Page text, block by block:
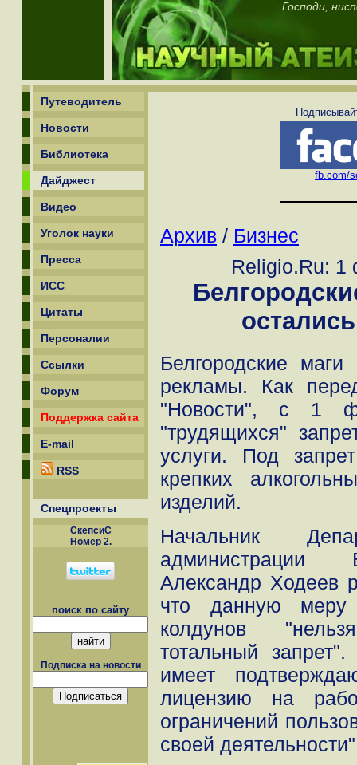
Господи,
Путеводитель
Новости
Библиотека
Дайджест
Видео
Уголок науки
Пресса
ИСС
Цитаты
Персоналии
Ссылки
Форум
Поддержка сайта
E-mail
RSS
Спецпроекты
СкепсиС
Номер 2.
поиск по сайту
Подписка на новости
fb.com/
Архив / Бизнес
Religio.Ru: 1
Белгородские
рекламы. Как
"Новости", с 1
"трудящихся"
услуги. Под
крепких
изделий.
Начальник
администрации
Александр Ходеев
что данную
колдунов
тотальный
имеет
лицензию на
ограничений
своей